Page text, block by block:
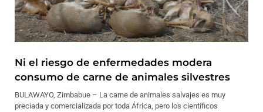
Ni el riesgo de enfermedades modera
consumo de carne de animales silvestres
BULAWAYO, Zimbabue – La carne de animales salvajes es muy
preciada y comercializada por toda África, pero los científicos